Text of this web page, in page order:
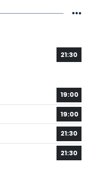
21:30
19:00
19:00
21:30
21:30